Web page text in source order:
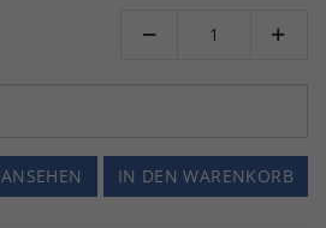
 
IN DEN WARENKORB
ANSEHEN